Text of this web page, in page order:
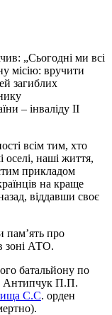
„Сьогодні ми всі
місію: вручити
загиблих
– інваліду ІІ
всім тим, хто
оселі, наші життя,
прикладом
на краще
віддавши своє
пам’ять про
зоні АТО.
батальйону по
Антипчук П.П.
С.С. орден